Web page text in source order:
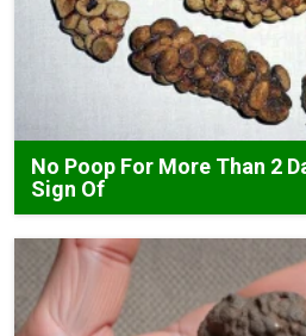
No Poop For More Than 2
Sign Of